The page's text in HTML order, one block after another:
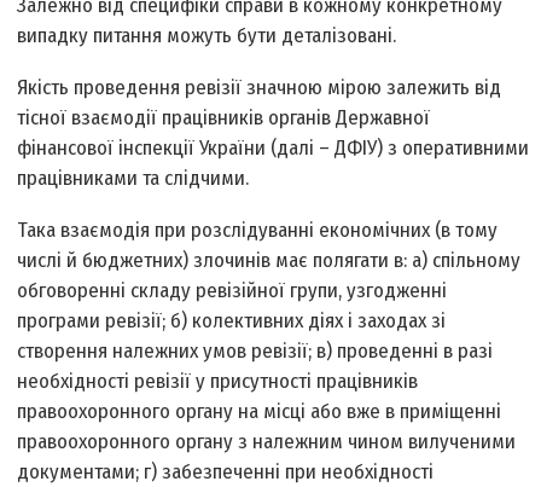
Залежно від специфіки справи в кожному конкретному
випадку питання можуть бути деталізовані.
Якість проведення ревізії значною мірою залежить від
тісної взаємодії працівників органів Державної
фінансової інспекції України (далі – ДФІУ) з оперативними
працівниками та слідчими.
Така взаємодія при розслідуванні економічних (в тому
числі й бюджетних) злочинів має полягати в: а) спільному
обговоренні складу ревізійної групи, узгодженні
програми ревізії; б) колективних діях і заходах зі
створення належних умов ревізії; в) проведенні в разі
необхідності ревізії у присутності працівників
правоохоронного органу на місці або вже в приміщенні
правоохоронного органу з належним чином вилученими
документами; г) забезпеченні при необхідності